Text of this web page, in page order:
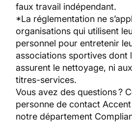
faux travail indépendant.
*La réglementation ne
organisations qui utilisent
personnel pour entretenir
associations sportives dont
assurent le nettoyage, ni
titres-services.
Vous avez des questions ?
personne de contact
notre département